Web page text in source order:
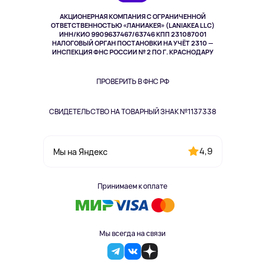
АКЦИОНЕРНАЯ КОМПАНИЯ С ОГРАНИЧЕННОЙ
ОТВЕТСТВЕННОСТЬЮ «ЛАНИАКЕЯ» (LANIAKEA LLC)
ИНН/КИО 9909637467/63746 КПП 231087001
НАЛОГОВЫЙ ОРГАН ПОСТАНОВКИ НА УЧЁТ 2310 —
ИНСПЕКЦИЯ ФНС РОССИИ № 2 ПО Г. КРАСНОДАРУ
ПРОВЕРИТЬ В ФНС РФ
СВИДЕТЕЛЬСТВО НА ТОВАРНЫЙ ЗНАК №1137338
Мы на Яндекс 4,9
Принимаем к оплате
Мы всегда на связи
Здоровье питомцев
Одежда и аксессуары